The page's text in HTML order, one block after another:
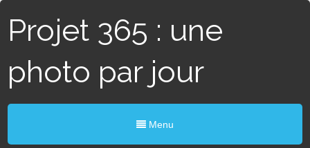
Projet 365 : une
photo par jour
Menu